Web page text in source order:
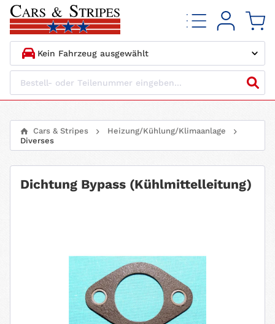
1. HERSTELLER
3. BAUJAHR
4. MOTORTYP
Cars & Stripes
Heizung/Kühlung/Klimaanlage
Diverses
Dichtung Bypass (Kühlmittelleitung)